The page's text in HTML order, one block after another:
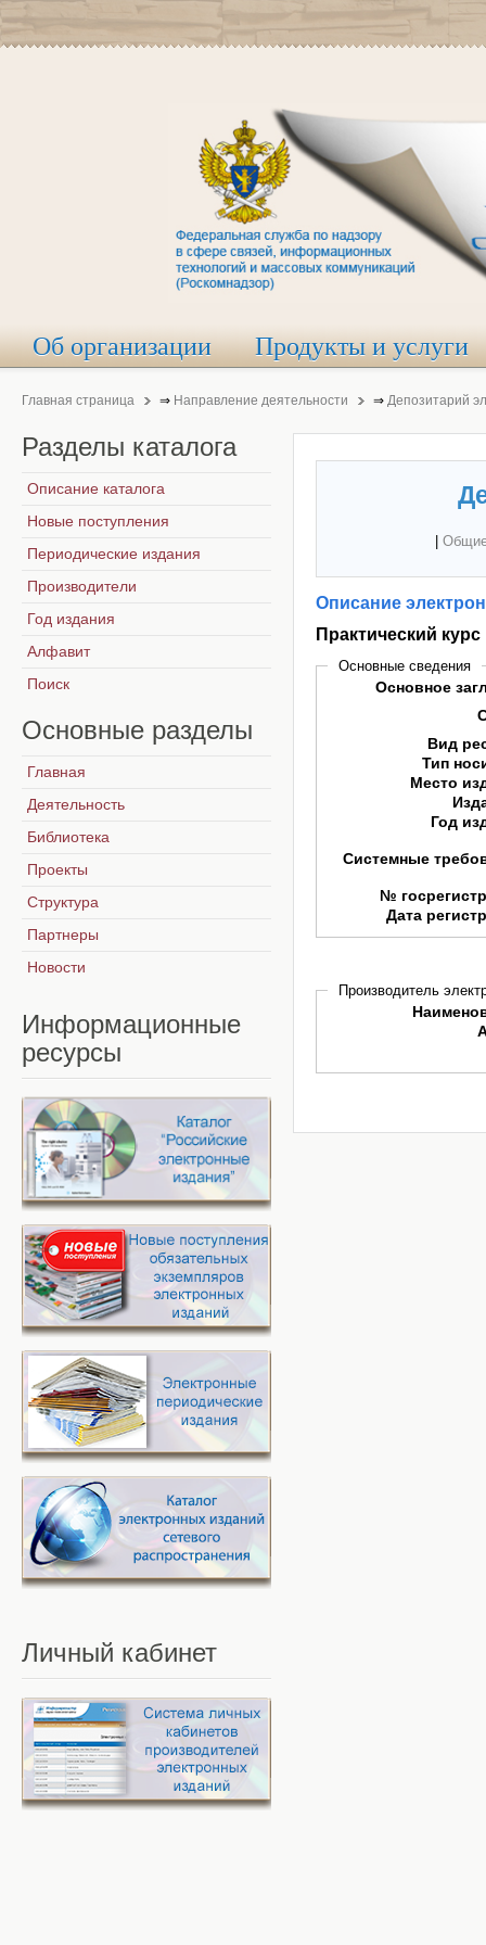
Об организации Продукты и услуги
Главная страница ⇒ Направление деятельности ⇒ Депозитарий
Описание
Практический
Основные сведения
Основное
Вид
Тип
Место
Год
Системные
№
Дата
Производитель
Разделы каталога
Описание каталога
Новые поступления
Периодические издания
Производители
Год издания
Алфавит
Поиск
Основные разделы
Главная
Деятельность
Библиотека
Проекты
Структура
Партнеры
Новости
Информационные
ресурсы
Личный кабинет